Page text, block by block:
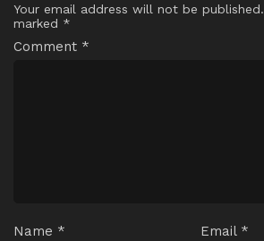
Your email address will not be published.
marked *
Comment *
Name * Email *